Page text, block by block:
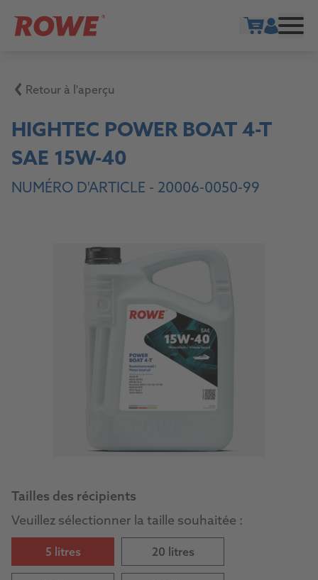
Retour à l'aperçu
HIGHTEC POWER BOAT 4-T
SAE 15W-40
NUMÉRO D'ARTICLE - 20006-0050-99
Tailles des récipients
Veuillez sélectionner la taille souhaitée :
5 litres 20 litres